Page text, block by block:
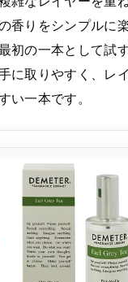
香りをシンプルに
初の一本として試
に取りやすく、レ
い一本です。